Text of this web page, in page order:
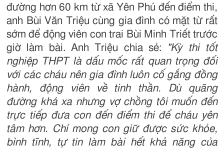
đường hơn 60 km từ xã Yên Phú đến điểm thi,
anh Bùi Văn Triệu cùng gia đình có mặt từ rất
sớm để động viên con trai Bùi Minh Triết trước
giờ làm bài. Anh Triệu chia sẻ:
"Kỳ thi tốt
nghiệp THPT là dấu mốc rất quan trọng đối
với các cháu nên gia đình luôn cố gắng đồng
hành, động viên về tinh thần. Dù quãng
đường khá xa nhưng vợ chồng tôi muốn đến
trực tiếp đưa con đến điểm thi để cháu yên
tâm hơn. Chỉ mong con giữ được sức khỏe,
bình tĩnh, tự tin làm bài hết khả năng của